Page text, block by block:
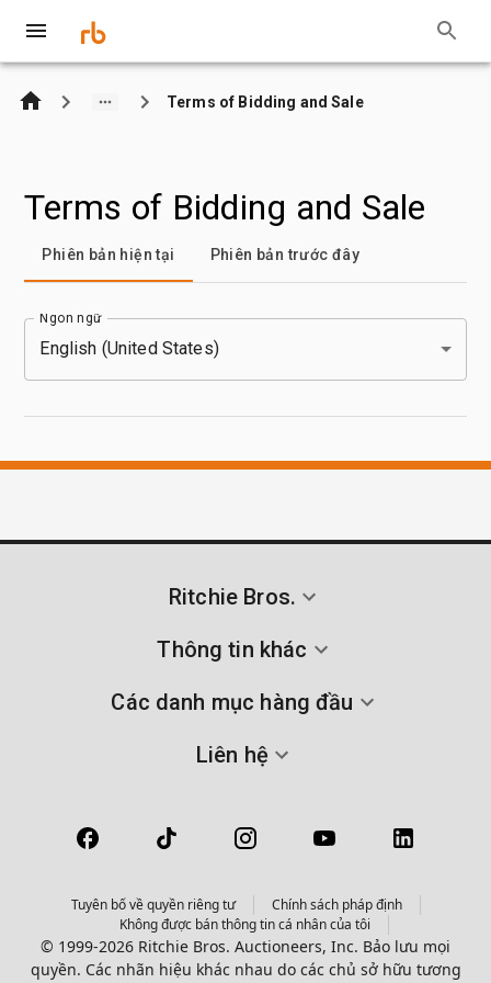
Terms of Bidding and Sale
Terms of Bidding and Sale
Phiên bản hiện tại Phiên bản trước đây
English (United States)
Ritchie Bros.
Thông tin khác
Các danh mục hàng đầu
Liên hệ
Tuyên bố về quyền riêng tư
Chính sách pháp định
Không được bán thông tin cá nhân của tôi
© 1999-2026 Ritchie Bros. Auctioneers, Inc. Bảo lưu mọi
quyền. Các nhãn hiệu khác nhau do các chủ sở hữu tương